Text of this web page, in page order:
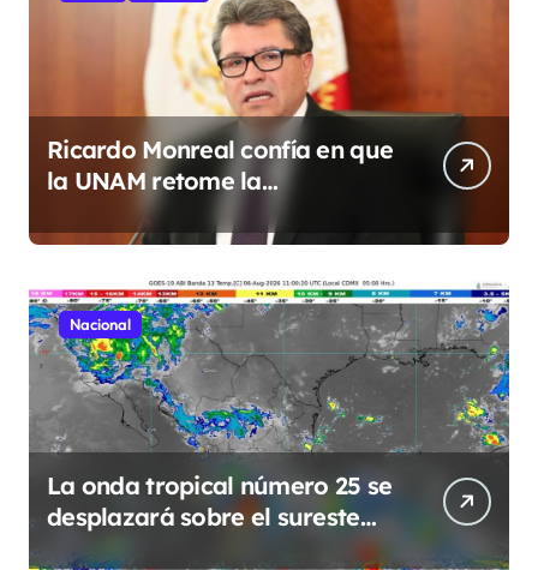
Ricardo Monreal confía en que
la UNAM retome la
normalidad e inicie el
semestre mediante el diálogo
Nacional
La onda tropical número 25 se
desplazará sobre el sureste